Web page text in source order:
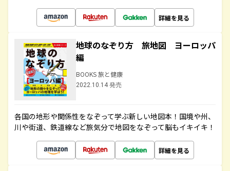
詳細を見る
地球のなぞり方 旅地図 ヨーロッパ
編
BOOKS 旅と健康
2022.10.14 発売
各国の地形や関係性をなぞって学ぶ新しい地図本！国境や州、
川や街道、鉄道線など旅気分で地図をなぞって脳もイキイキ！
詳細を見る